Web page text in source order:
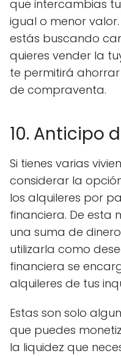
que intercambias
igual o menor
estás buscando
quieres vender la
te permitirá
de compraventa.
10. Anticipo
Si tienes varias
considerar la
los alquileres por
financiera. De esta
una suma de
utilizarla como
financiera se
alquileres de tus
Estas son solo
que puedes
la liquidez que